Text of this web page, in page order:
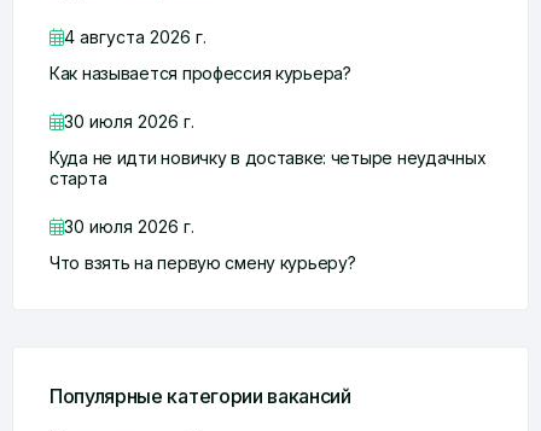
4 августа 2026 г.
Как называется профессия курьера?
30 июля 2026 г.
Куда не идти новичку в доставке: четыре неудачных
старта
30 июля 2026 г.
Что взять на первую смену курьеру?
Популярные категории вакансий